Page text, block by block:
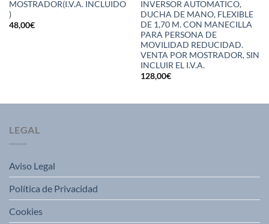
MOSTRADOR(I.V.A. INCLUIDO
)
48,00€
INVERSOR AUTOMATICO,
DUCHA DE MANO, FLEXIBLE
DE 1,70 M. CON MANECILLA
PARA PERSONA DE
MOVILIDAD REDUCIDAD.
VENTA POR MOSTRADOR, SIN
INCLUIR EL I.V.A.
128,00€
LEGAL
Aviso Legal
Política de Privacidad
Cookies